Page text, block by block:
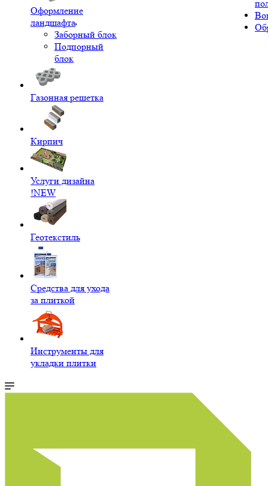
Оформление
ландшафта
Заборный блок
Подпорный
блок
Газонная решетка
Кирпич
Услуги дизайна
!NEW
Геотекстиль
Средства для ухода
за плиткой
Инструменты для
укладки плитки